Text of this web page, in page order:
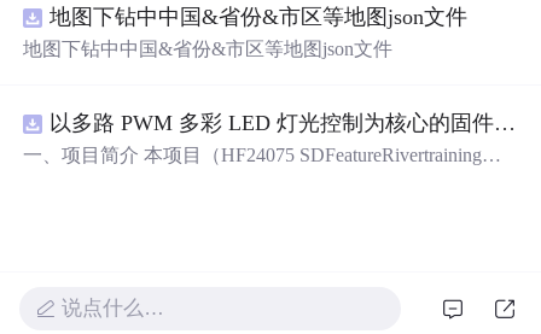
地图下钻中中国&省份&市区等地图json文件
地图下钻中中国&省份&市区等地图json文件
以多路 PWM 多彩 LED 灯光控制为核心的固件方案，基于 PADAUK PMS 系列单片机
一、项目简介 本项目（HF24075 SDFeatureRivertraining）
算法的理想范例。 核心应用场景： 1. 氛围灯 / 流水灯产品
说点什么…